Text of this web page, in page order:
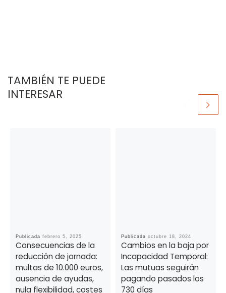
TAMBIÉN TE PUEDE
INTERESAR
Publicada febrero 5, 2025
Consecuencias de la
reducción de jornada:
multas de 10.000 euros,
ausencia de ayudas,
nula flexibilidad, costes
Publicada octubre 18, 2024
Cambios en la baja por
Incapacidad Temporal:
Las mutuas seguirán
pagando pasados los
730 días